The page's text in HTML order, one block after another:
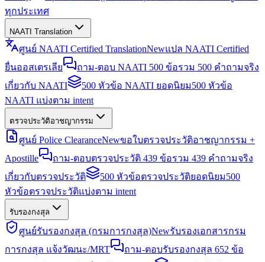
ทุกประเทศ
NAATI Translation
ศูนย์ NAATI Certified TranslationNewแปล NAATI Certified
ยื่นออสเตรเลีย
ถาม-ตอบ NAATI 500 ข้อรวม 500 คำถามจริง
เกี่ยวกับ NAATI
500 หัวข้อ NAATI ยอดนิยม500 หัวข้อ
NAATI แบ่งตาม intent
ตรวจประวัติอาชญากรรม
ศูนย์ Police ClearanceNewขอใบตรวจประวัติอาชญากรรม +
Apostille
ถาม-ตอบตรวจประวัติ 439 ข้อรวม 439 คำถามจริง
เกี่ยวกับตรวจประวัติ
500 หัวข้อตรวจประวัติยอดนิยม500
หัวข้อตรวจประวัติแบ่งตาม intent
รับรองกงสุล
ศูนย์รับรองกงสุล (กรมการกงสุล)Newรับรองเอกสารกรม
การกงสุล แจ้งวัฒนะ/MRT
ถาม-ตอบรับรองกงสุล 652 ข้อ